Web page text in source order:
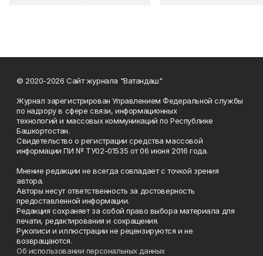
© 2020-2026 Сайт журнала "Ватандаш"
Журнал зарегистрирован Управлением Федеральной службы
по надзору в сфере связи, информационных
технологий и массовых коммуникаций по Республике
Башкортостан.
Свидетельство о регистрации средства массовой
информации ПИ № ТУ02-01535 от 06 июня 2016 года.
Мнение редакции не всегда совпадает с точкой зрения
автора.
Авторы несут ответственность за достоверность
предоставленной информации.
Редакция сохраняет за собой право выбора материала для
печати, редактирования и сокращения.
Рукописи и иллюстрации не рецензируются и не
возвращаются.
Об использовании персональных данных